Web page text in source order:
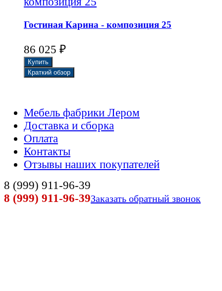
Гостиная Карина - композиция 25
86 025 ₽
Мебель фабрики Лером
Доставка и сборка
Оплата
Контакты
Отзывы наших покупателей
8 (999) 911-96-39
8 (999) 911-96-39Заказать обратный звонок